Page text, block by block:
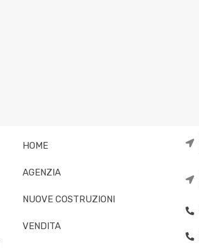
HOME
AGENZIA
NUOVE COSTRUZIONI
VENDITA